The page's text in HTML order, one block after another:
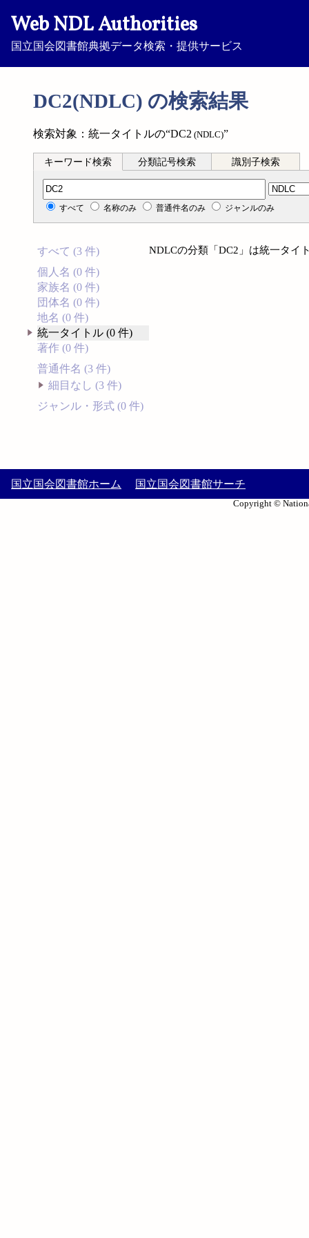
Web NDL Authorities
国立国会図書館典拠データ検索・提供サービス
DC2(NDLC) の検索結果
検索対象：統一タイトルの“DC2 (NDLC)”
キーワード検索 分類記号検索 識別子検索
分類記号検索
すべて 名称のみ 普通件名のみ ジャンルのみ
すべて (3 件)
個人名 (0 件)
家族名 (0 件)
団体名 (0 件)
地名 (0 件)
統一タイトル (0 件)
著作 (0 件)
普通件名 (3 件)
細目なし (3 件)
ジャンル・形式 (0 件)
NDLCの分類「DC2」は統一タイ
国立国会図書館ホーム 国立国会図書館サーチ
Copyright ©